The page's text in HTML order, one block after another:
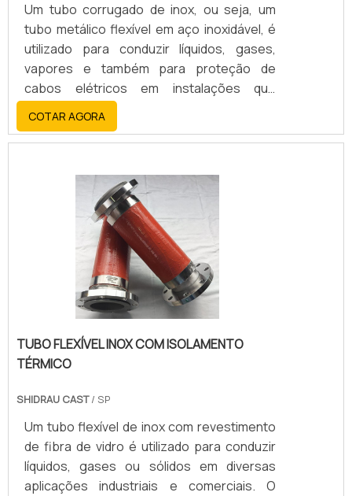
Um tubo corrugado de inox, ou seja, um
tubo metálico flexível em aço inoxidável, é
utilizado para conduzir líquidos, gases,
vapores e também para proteção de
cabos elétricos em instalações que
necessitam de flexibilidade e resistência à
corrosão. A sua principal função é garantir
a passagem de fluidos ou a proteção de
vibrações ou necessidade de fácil
instalação e manutenção.
COTAR AGORA
TUBO FLEXÍVEL INOX COM ISOLAMENTO
TÉRMICO
SHIDRAU CAST/ SP
Um tubo flexível de inox com revestimento
de fibra de vidro é utilizado para conduzir
líquidos, gases ou sólidos em diversas
aplicações industriais e comerciais. O